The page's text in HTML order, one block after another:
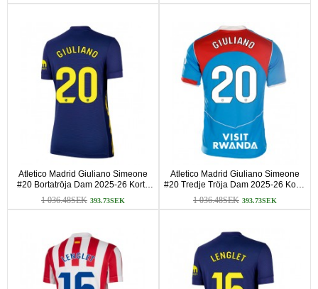
Atletico Madrid Giuliano Simeone
#20 Bortatröja Dam 2025-26 Korta
ärmar
1 036.48SEK 393.73SEK
Atletico Madrid Giuliano Simeone
#20 Tredje Tröja Dam 2025-26 Korta
ärmar
1 036.48SEK 393.73SEK